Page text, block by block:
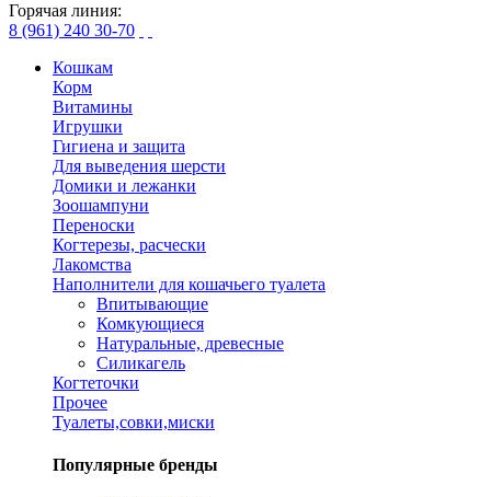
Горячая линия:
8 (961) 240 30-70
Кошкам
Корм
Витамины
Игрушки
Гигиена и защита
Для выведения шерсти
Домики и лежанки
Зоошампуни
Переноски
Когтерезы, расчески
Лакомства
Наполнители для кошачьего туалета
Впитывающие
Комкующиеся
Натуральные, древесные
Силикагель
Когтеточки
Прочее
Туалеты,совки,миски
Популярные бренды